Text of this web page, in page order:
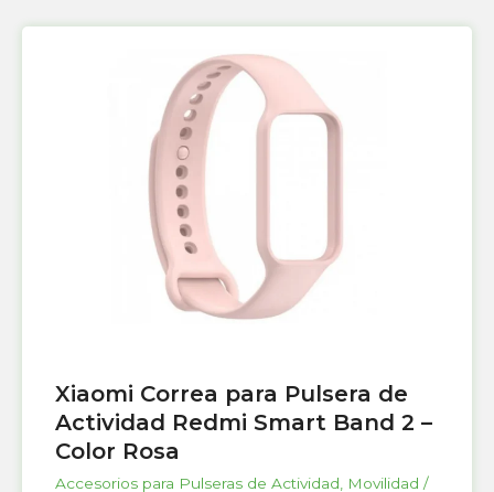
Xiaomi Correa para Pulsera de
Actividad Redmi Smart Band 2 –
Color Rosa
Accesorios para Pulseras de Actividad Movilidad /